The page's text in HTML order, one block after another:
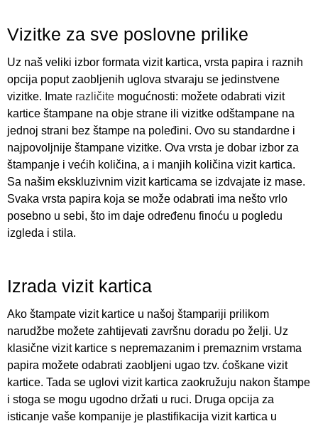
Vizitke za sve poslovne prilike
Uz naš veliki izbor formata vizit kartica, vrsta papira i raznih
opcija poput zaobljenih uglova stvaraju se jedinstvene
vizitke. Imate različite mogućnosti: možete odabrati vizit
kartice štampane na obje strane ili vizitke odštampane na
jednoj strani bez štampe na poleđini. Ovo su standardne i
najpovoljnije štampane vizitke. Ova vrsta je dobar izbor za
štampanje i većih količina, a i manjih količina vizit kartica.
Sa našim ekskluzivnim vizit karticama se izdvajate iz mase.
Svaka vrsta papira koja se može odabrati ima nešto vrlo
posebno u sebi, što im daje određenu finoću u pogledu
izgleda i stila.
Izrada vizit kartica
Ako štampate vizit kartice u našoj štampariji prilikom
narudžbe možete zahtijevati završnu doradu po želji. Uz
klasične vizit kartice s nepremazanim i premaznim vrstama
papira možete odabrati zaobljeni ugao tzv. ćoškane vizit
kartice. Tada se uglovi vizit kartica zaokružuju nakon štampe
i stoga se mogu ugodno držati u ruci. Druga opcija za
isticanje vaše kompanije je plastifikacija vizit kartica u